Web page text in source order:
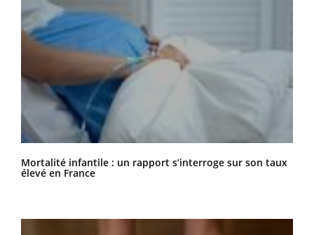
Mortalité infantile : un rapport s’interroge sur son taux
élevé en France